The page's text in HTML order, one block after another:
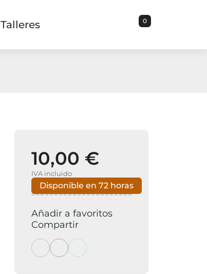
Talleres 0
10,00 €
IVA incluido
Disponible en 72 horas
Añadir a favoritos
Compartir